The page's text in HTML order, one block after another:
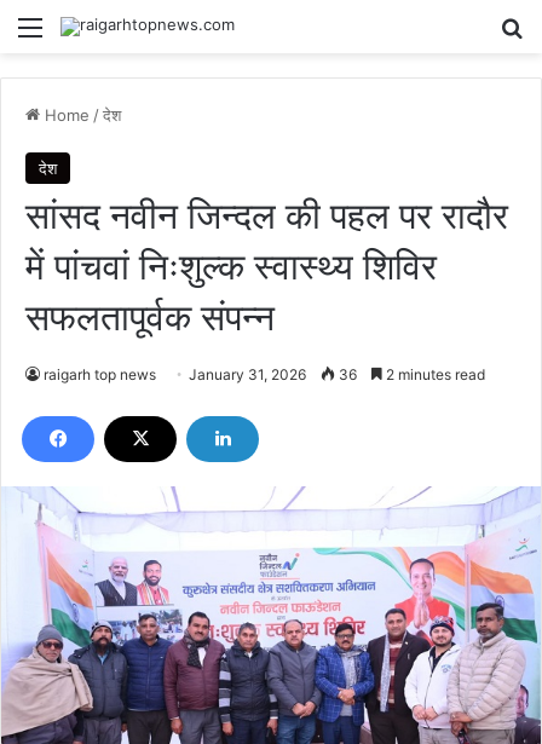
Menu
Home /देश
देश
सांसद नवीन जिन्दल की पहल पर रादौर
में पांचवां निःशुल्क स्वास्थ्य शिविर
सफलतापूर्वक संपन्न
raigarh top news January 31, 2026 36 2 minutes read